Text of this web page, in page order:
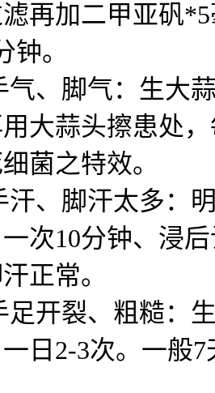
再加二甲亚矾*5
钟。
气、脚气：生大
大蒜头擦患处
菌之特效。
汗、脚汗太多：
次10分钟、浸
正常。
足开裂、粗糙：
日 2-3次。一般7